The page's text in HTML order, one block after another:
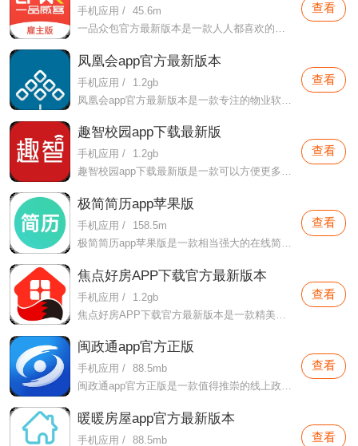
手机应用 / 45.6m
一品众包官方最新版本是一款人人都喜欢的掌上软件，这里有各种人才推荐，保证用户们的用人服务，不会有任何的延误。
查看
凤凰会app官方最新版本
手机应用 /
1.2gb
凤凰会app官方最新版本是一款专注的物业软件，这款软件专门针对碧桂园用户们打造的，用户们可以在这款软件这里进行各种物业服务，像是各种园林门禁的制作，各种物业功能的查询等。
查看
趣智校园app下载最新版
手机应用 /
1.2gb
趣智校园app下载最新版是一款可以方便更多用户们在这里完成自己校园生活的辅助软件，本软件这里可以为用户们提供更加丰富的水资源用水查询软件，更好的帮助用户们在本软件这里享受属于自己的用水情况。
查看
极简简历app苹果版
手机应用 /
158.5m
查看
焦点好房APP下载官方最新版本
手机应用 /
1.2gb
查看
闽政通app官方正版
手机应用 / 88.5mb
闽政通app官方正版是一款值得推崇的线上政务办理大厅，在本软件这里可以很好的享受本软件所提供的各种在线办理业务的方法，极大的帮助了用户们在这款软件这里享受的各种政务问题。
查看
暖暖房屋app官方最新版本
手机应用 / 88.5mb 查看